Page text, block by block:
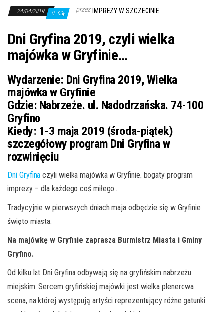
24/04/2019 0 przez IMPREZY W SZCZECINIE
Dni Gryfina 2019, czyli wielka
majówka w Gryfinie…
Wydarzenie: Dni Gryfina 2019, Wielka
majówka w Gryfinie
Gdzie: Nabrzeże. ul. Nadodrzańska. 74-100
Gryfino
Kiedy: 1-3 maja 2019 (środa-piątek)
szczegółowy program Dni Gryfina w
rozwinięciu
Dni Gryfina czyli wielka majówka w Gryfinie, bogaty program
imprezy – dla każdego coś miłego…
Tradycyjnie w pierwszych dniach maja odbędzie się w Gryfinie
święto miasta.
Na majówkę w Gryfinie zaprasza Burmistrz Miasta i Gminy
Gryfino.
Od kilku lat Dni Gryfina odbywają się na gryfińskim nabrzeżu
miejskim. Sercem gryfińskiej majówki jest wielka plenerowa
scena, na której występują artyści reprezentujący różne gatunki